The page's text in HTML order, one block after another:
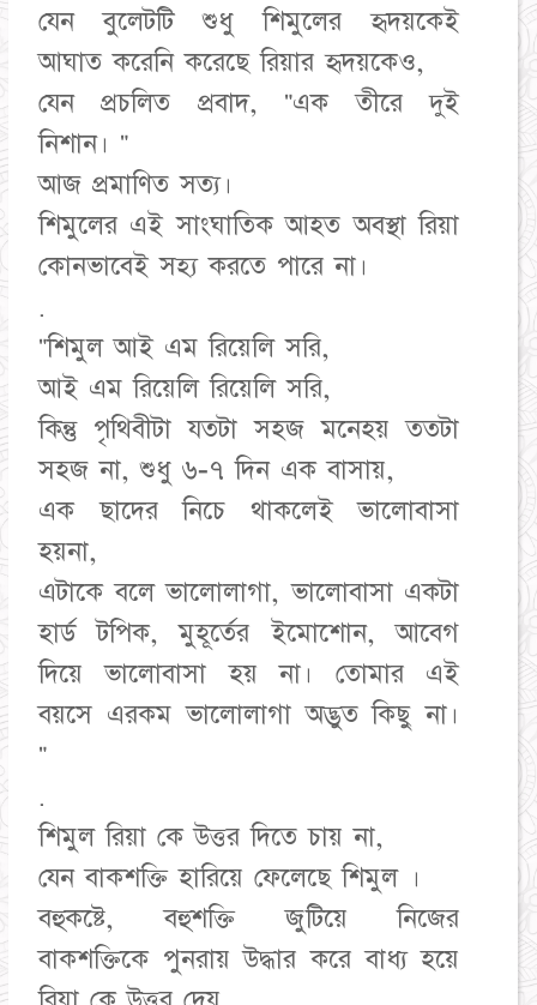
যেন বুলেটটি শুধু শিমুলের হৃদয়কেই
আঘাত করেনি করেছে রিয়ার হৃদয়কেও,
যেন প্রচলিত প্রবাদ, "এক তীরে দুই
নিশান। "
আজ প্রমাণিত সত্য।
শিমুলের এই সাংঘাতিক আহত অবস্থা রিয়া
কোনভাবেই সহ্য করতে পারে না।
.
"শিমুল আই এম রিয়েলি সরি,
আই এম রিয়েলি রিয়েলি সরি,
কিন্তু পৃথিবীটা যতটা সহজ মনেহয় ততটা
সহজ না, শুধু ৬-৭ দিন এক বাসায়,
এক ছাদের নিচে থাকলেই ভালোবাসা
হয়না,
এটাকে বলে ভালোলাগা, ভালোবাসা একটা
হার্ড টপিক, মুহূর্তের ইমোশোন, আবেগ
দিয়ে ভালোবাসা হয় না। তোমার এই
বয়সে এরকম ভালোলাগা অদ্ভুত কিছু না।
"
.
শিমুল রিয়া কে উত্তর দিতে চায় না,
যেন বাকশক্তি হারিয়ে ফেলেছে শিমুল ।
বহুকষ্টে, বহুশক্তি জুটিয়ে নিজের
বাকশক্তিকে পুনরায় উদ্ধার করে বাধ্য হয়ে